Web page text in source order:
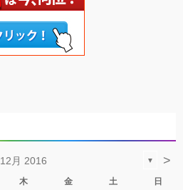
12月 2016 ▼ >
木 金 土 日